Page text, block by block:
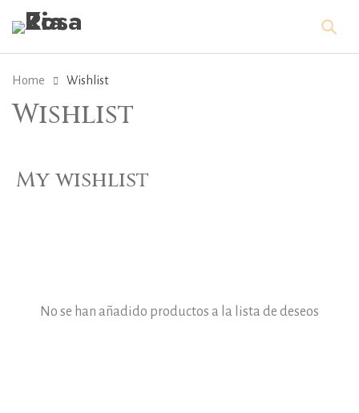
Home Wishlist
Wishlist
My wishlist
No se han añadido productos a la lista de deseos